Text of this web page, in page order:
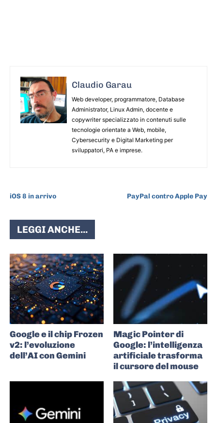
Claudio Garau
Web developer, programmatore, Database
Administrator, Linux Admin, docente e
copywriter specializzato in contenuti sulle
tecnologie orientate a Web, mobile,
Cybersecurity e Digital Marketing per
sviluppatori, PA e imprese.
iOS 8 in arrivo
PayPal contro Apple Pay
LEGGI ANCHE...
Google e il chip Frozen
v2: l’evoluzione
dell’AI con Gemini
Magic Pointer di
Google: l’intelligenza
artificiale trasforma
il cursore del mouse